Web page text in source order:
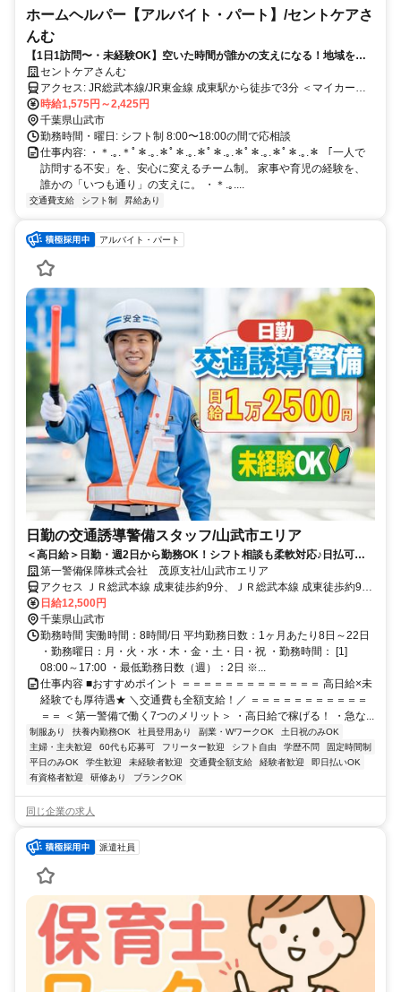
ホームヘルパー【アルバイト・パート】/セントケアさ
んむ
【1日1訪問〜・未経験OK】空いた時間が誰かの支えになる！地域を支
えるやりがいある介護
セントケアさんむ
アクセス: JR総武本線/JR東金線 成東駅から徒歩で3分 ＜マイカー通
勤可／駐車場完備＞
時給1,575円～2,425円
千葉県山武市
勤務時間・曜日: シフト制 8:00〜18:00の間で応相談
仕事内容: ・＊.｡.＊ﾟ＊.｡.＊ﾟ＊.｡.＊ﾟ＊.｡.＊ﾟ＊.｡.＊ﾟ＊.｡.＊ 「一人で
訪問する不安」を、安心に変えるチーム制。 家事や育児の経験を、
誰かの「いつも通り」の支えに。 ・＊.｡....
交通費支給 シフト制 昇給あり
アルバイト・パート
日勤の交通誘導警備スタッフ/山武市エリア
＜高日給＞日勤・週2日から勤務OK！シフト相談も柔軟対応♪日払可◎
未経験歓迎★
第一警備保障株式会社 茂原支社/山武市エリア
アクセス ＪＲ総武本線 成東徒歩約9分、ＪＲ総武本線 成東徒歩約9
分、ＪＲ東金線/ＪＲ外房線 求名出入口2徒歩約42分 直行直帰OK＊交
通費全額支給＊
日給12,500円
千葉県山武市
勤務時間 実働時間：8時間/日 平均勤務日数：1ヶ月あたり8日～22日
・勤務曜日：月・火・水・木・金・土・日・祝 ・勤務時間： [1]
08:00～17:00 ・最低勤務日数（週）：2日 ※...
仕事内容 ■おすすめポイント ＝＝＝＝＝＝＝＝＝＝＝＝＝ 高日給×未
経験でも厚待遇★ ＼交通費も全額支給！／ ＝＝＝＝＝＝＝＝＝＝＝
＝＝ ＜第一警備で働く7つのメリット＞ ・高日給で稼げる！ ・急な...
制服あり 扶養内勤務OK 社員登用あり 副業・WワークOK
土日祝のみOK
主婦・主夫歓迎
60代も応募可 フリーター歓迎 シフト自由 学歴不問
固定時間制
平日のみOK
学生歓迎 未経験者歓迎 交通費全額支給 経験者歓迎
即日払いOK
有資格者歓迎
研修あり ブランクOK
同じ企業の求人
派遣社員